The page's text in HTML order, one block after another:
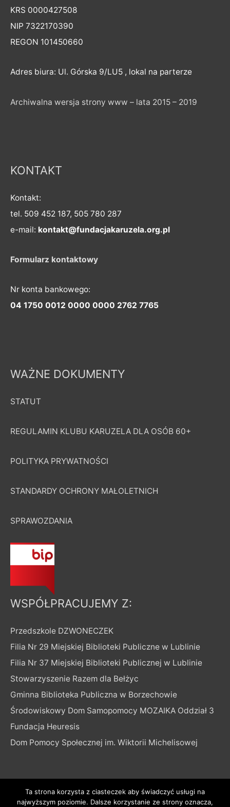
KRS 0000427508
NIP 7322170390
REGON 101450660
Adres biura: Ul. Górska 9/LU5 , lokal na parterze
Archiwalna wersja strony www – lata 2015 – 2019
KONTAKT
Kontakt:
tel. 509 452 187, 505 780 287
e-mail: kontakt@fundacjakaruzela.org.pl
Formularz kontaktowy
Nr konta bankowego:
04 1750 0012 0000 0000 2762 7765
WAŻNE DOKUMENTY
STATUT
REGULAMIN KLUBU KARUZELA DLA OSÓB 60+
POLITYKA PRYWATNOŚCI
STANDARDY OCHRONY MAŁOLETNICH
SPRAWOZDANIA
WSPÓŁPRACUJEMY Z:
Przedszkole DZWONECZEK
Filia Nr 29 Miejskiej Biblioteki Publiczne w Lublinie
Filia Nr 37 Miejskiej Biblioteki Publicznej w Lublinie
Stowarzyszenie Razem dla Bełżyc
Gminna Biblioteka Publiczna w Borzechowie
Środowiskowy Dom Samopomocy MOZAIKA Oddział 3
Fundacja Heuresis
Dom Pomocy Społecznej im. Wiktorii Michelisowej
Ta strona korzysta z ciasteczek aby świadczyć usługi na
najwyższym poziomie. Dalsze korzystanie ze strony oznacza,